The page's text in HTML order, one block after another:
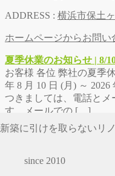
新築に引けを取らないリ
since 2010
ADDRESS : 横浜市保土
ホームページからお問い
夏季休業のお知らせ | 8/
お客様 各位 弊社の夏季
年 8 月 10 日 (月) ～
つきましては、電話とメ
す。メールでの […]